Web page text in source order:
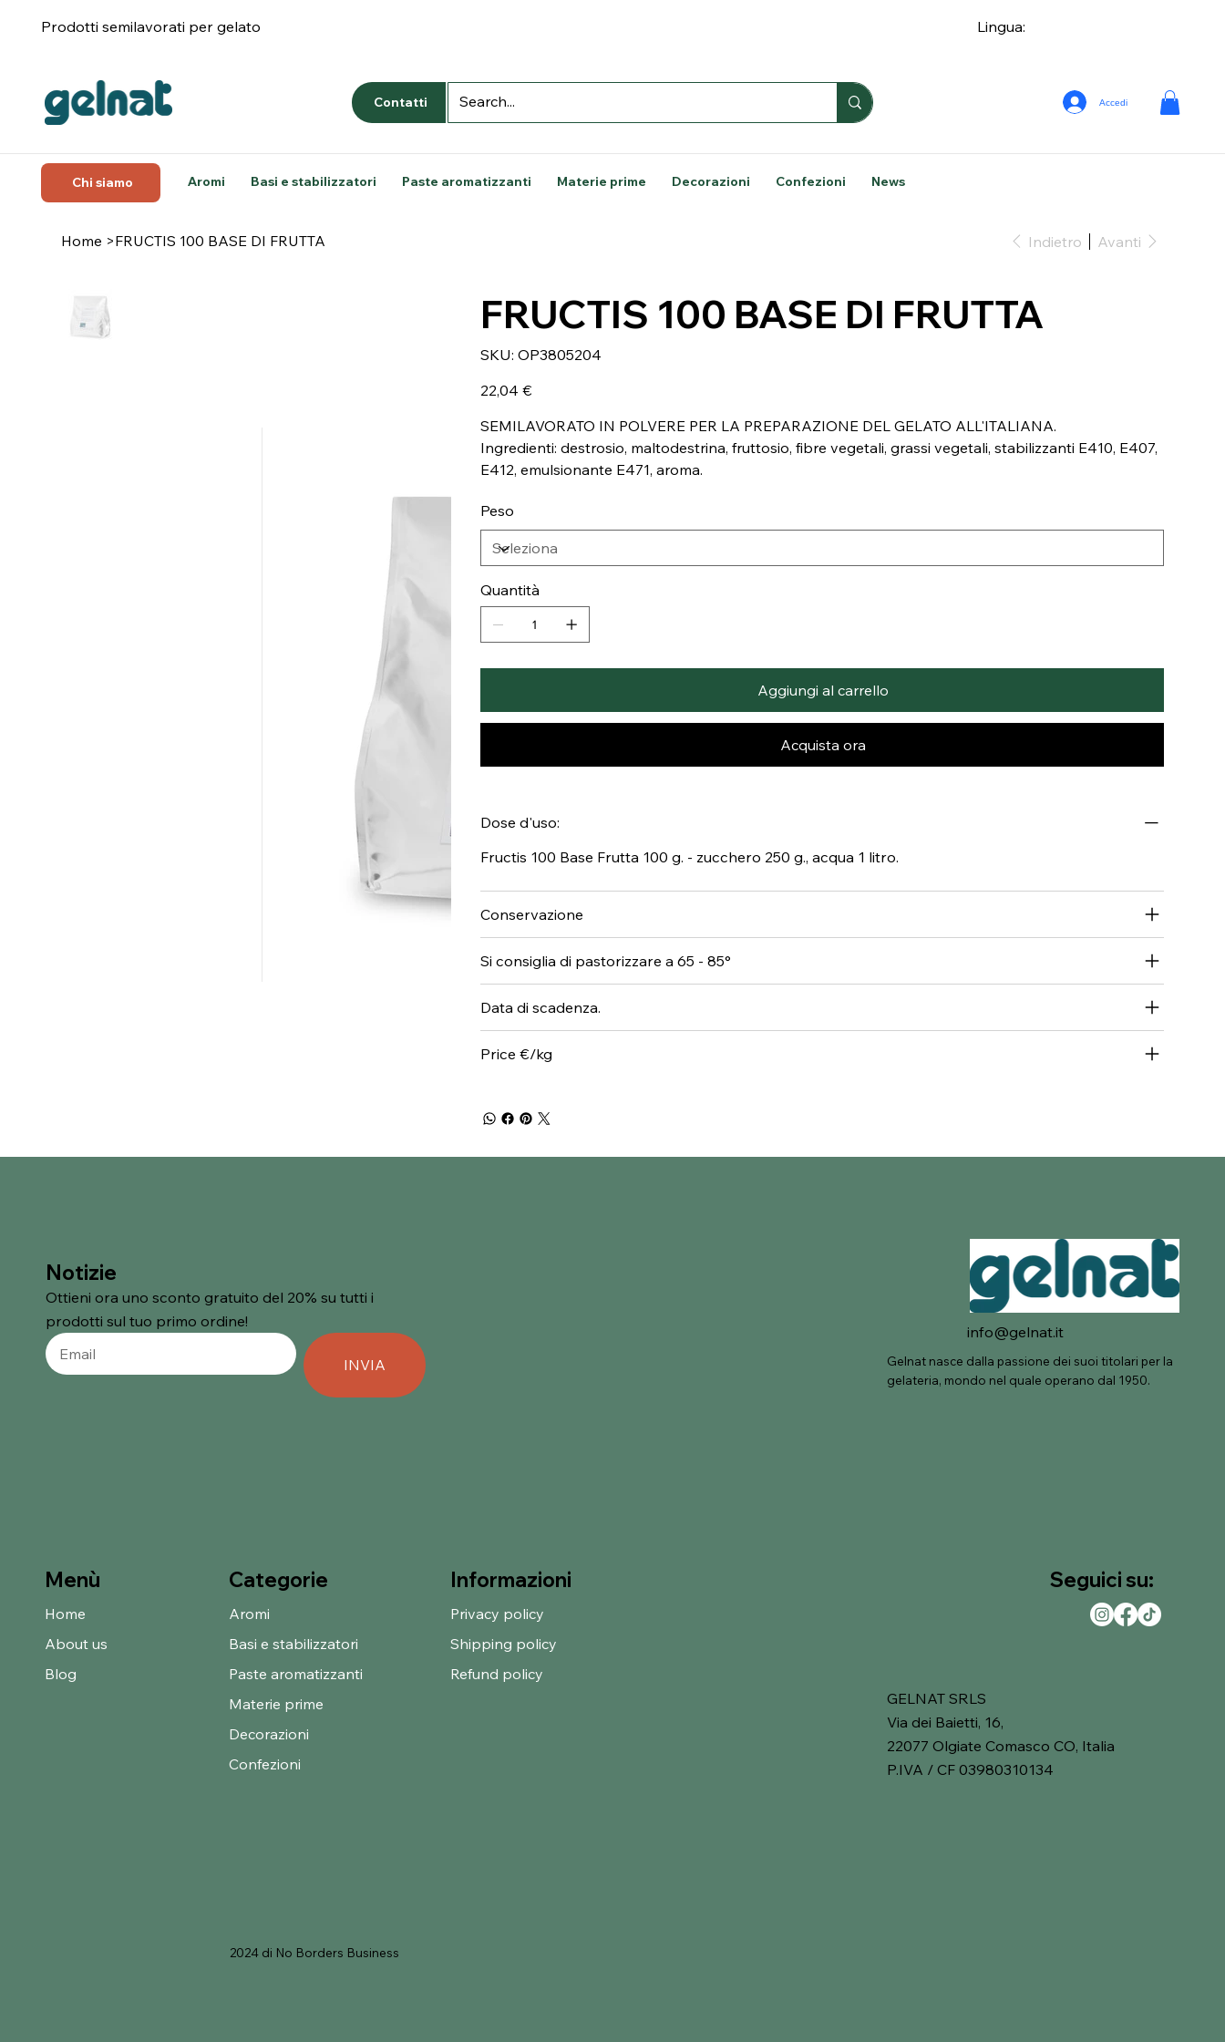
Lingua:
Prodotti semilavorati per gelato
Accedi
Contatti
Chi siamo Aromi Basi e stabilizzatori Paste aromatizzanti Materie prime Decorazioni Confezioni News
Home >FRUCTIS 100 BASE DI FRUTTA Indietro Avanti
FRUCTIS 100 BASE DI FRUTTA
SKU: SKU
OP3805204
OP3805204
22,04 €
SEMILAVORATO IN POLVERE PER LA PREPARAZIONE DEL GELATO ALL'ITALIANA.
Ingredienti: destrosio, maltodestrina, fruttosio, fibre vegetali, grassi vegetali, stabilizzanti E410, E407,
E412, emulsionante E471, aroma.
Peso
Quantità
Aggiungi al carrello
Acquista ora
Dose d'uso:
Fructis 100 Base Frutta 100 g. - zucchero 250 g., acqua 1 litro.
Conservazione
Si consiglia di pastorizzare a 65 - 85°
Data di scadenza.
Price €/kg
Notizie
Ottieni ora uno sconto gratuito del 20% su tutti i
prodotti sul tuo primo ordine!
INVIA
info@gelnat.it
Gelnat nasce dalla passione dei suoi titolari per la
gelateria, mondo nel quale operano dal 1950.
Informazioni
Privacy policy
Shipping policy
Refund policy
Categorie
Aromi
Basi e stabilizzatori
Paste aromatizzanti
Materie prime
Decorazioni
Confezioni
Menù
Home
About us
Blog
Seguici su:
GELNAT SRLS
Via dei Baietti, 16,
22077 Olgiate Comasco CO, Italia
P.IVA / CF 03980310134
2024 di No Borders Business